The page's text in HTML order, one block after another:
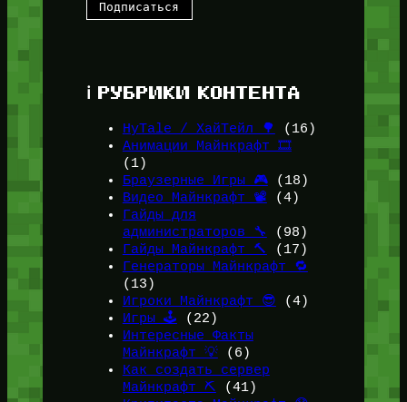
ℹ️ РУБРИКИ КОНТЕНТА
HyTale / ХайТейл 🌳
(16)
Анимации Майнкрафт 🎞️
(1)
Браузерные Игры 🎮(18)
Видео Майнкрафт 📽️ (4)
Гайды для
администраторов 🔧
(98)
Гайды Майнкрафт 🔨
(17)
Генераторы Майнкрафт 🔁
(13)
Игроки Майнкрафт 😎 (4)
Игры 🕹️ (22)
Интересные Факты
Майнкрафт 💡(6)
Как создать сервер
Майнкрафт ⛏️ (41)